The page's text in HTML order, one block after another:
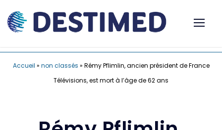
Accueil » non classés » Rémy Pflimlin, ancien président de France
Télévisions, est mort à l’âge de 62 ans